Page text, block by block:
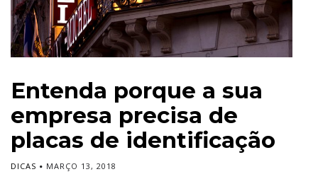
Entenda porque a sua
empresa precisa de
placas de identificação
DICAS MARÇO 13, 2018